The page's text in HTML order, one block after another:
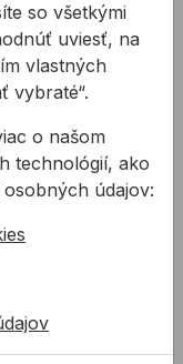
PDF
SG/WS
a lepidiel s
so všetkými
uviesť, na
vlastných
vybraté“.
o našom
technológií, ako
údajov: